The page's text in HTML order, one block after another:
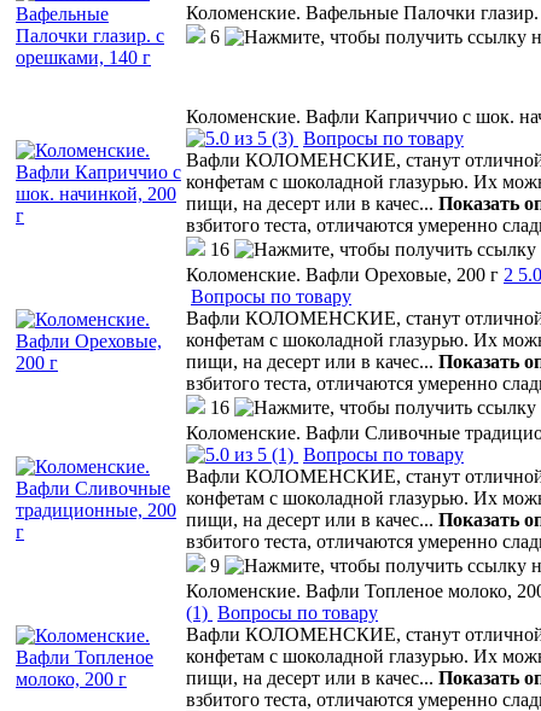
Коломенские. Вафельные Палочки
6
Коломенские. Вафли Каприччио с шок.
(3) Вопросы по товару
Вафли КОЛОМЕНСКИЕ, станут отличной
конфетам с шоколадной глазурью. Их
пищи, на десерт или в качес... Показать
взбитого теста, отличаются умеренно
16
Коломенские. Вафли Ореховые, 200 г 2 5.0
Вопросы по товару
Вафли КОЛОМЕНСКИЕ, станут отличной
конфетам с шоколадной глазурью. Их
пищи, на десерт или в качес... Показать
взбитого теста, отличаются умеренно
16
Коломенские. Вафли Сливочные
(1) Вопросы по товару
Вафли КОЛОМЕНСКИЕ, станут отличной
конфетам с шоколадной глазурью. Их
пищи, на десерт или в качес... Показать
взбитого теста, отличаются умеренно
9
Коломенские. Вафли Топленое молоко,
(1) Вопросы по товару
Вафли КОЛОМЕНСКИЕ, станут отличной
конфетам с шоколадной глазурью. Их
пищи, на десерт или в качес... Показать
взбитого теста, отличаются умеренно